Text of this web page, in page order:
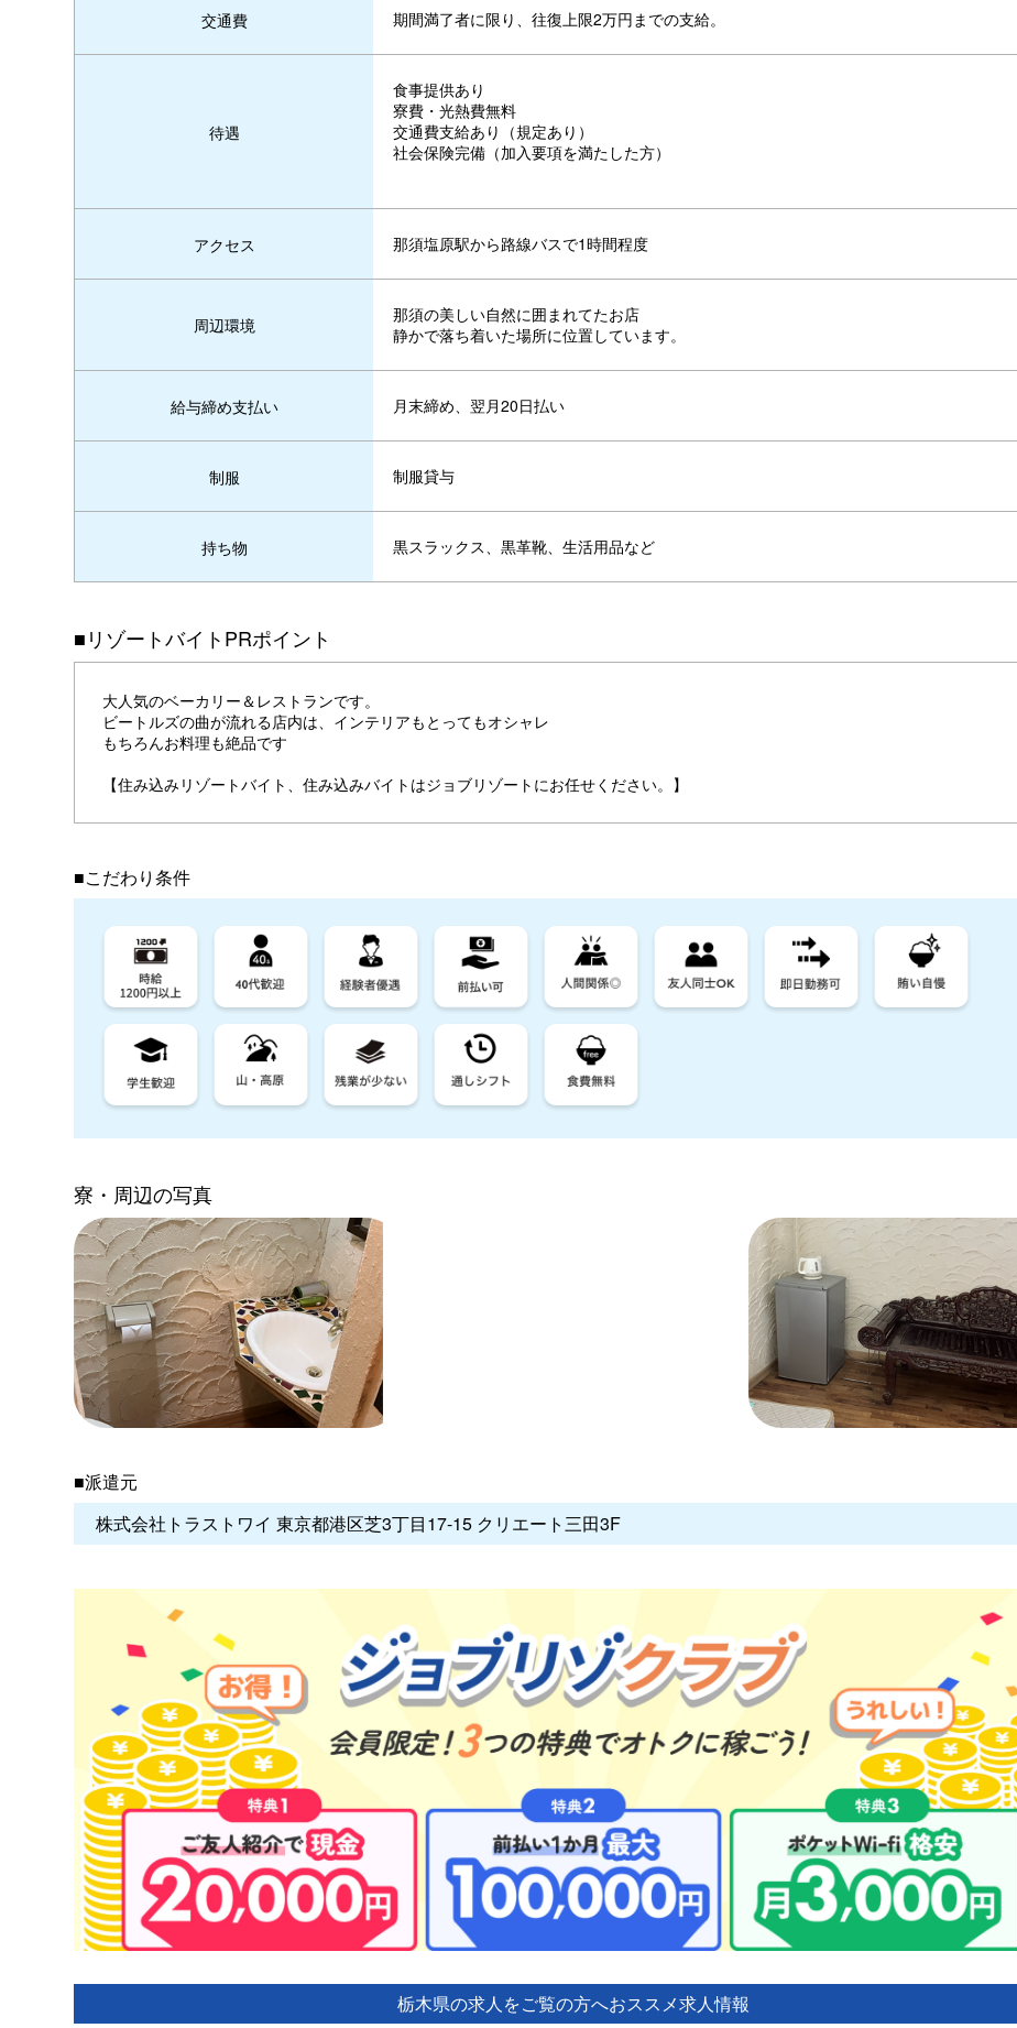
交通費 期間満了者に限り、往復上限2万円までの支給。
待遇
食事提供あり
寮費・光熱費無料
交通費支給あり（規定あり）
社会保険完備（加入要項を満たした方）
アクセス 那須塩原駅から路線バスで1時間程度
周辺環境
那須の美しい自然に囲まれてたお店
静かで落ち着いた場所に位置しています。
給与締め支払い 月末締め、翌月20日払い
制服 制服貸与
持ち物 黒スラックス、黒革靴、生活用品など
■リゾートバイトPRポイント
大人気のベーカリー＆レストランです。
ビートルズの曲が流れる店内は、インテリアもとってもオシャレ
もちろんお料理も絶品です
【住み込みリゾートバイト、住み込みバイトはジョブリゾートにお任せください。】
■こだわり条件
寮・周辺の写真
■派遣元
株式会社トラストワイ 東京都港区芝3丁目17-15 クリエート三田3F
栃木県の求人をご覧の方へおススメ求人情報